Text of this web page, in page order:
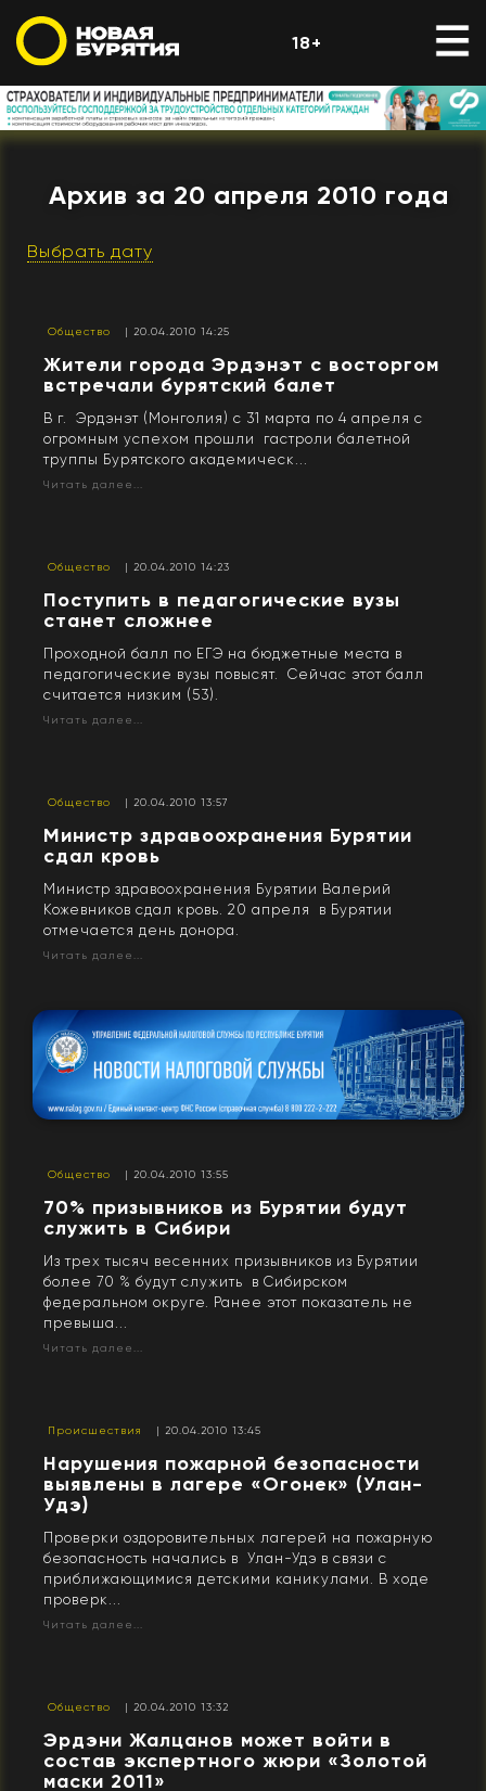
18+
Архив за 20 апреля 2010 года
Выбрать дату
Общество | 20.04.2010 14:25
Жители города Эрдэнэт с восторгом
встречали бурятский балет
В г. Эрдэнэт (Монголия) с 31 марта по 4 апреля с
огромным успехом прошли гастроли балетной
труппы Бурятского академическ...
Читать далее...
Общество | 20.04.2010 14:23
Поступить в педагогические вузы
станет сложнее
Проходной балл по ЕГЭ на бюджетные места в
педагогические вузы повысят. Сейчас этот балл
считается низким (53).
Читать далее...
Общество | 20.04.2010 13:57
Министр здравоохранения Бурятии
сдал кровь
Министр здравоохранения Бурятии Валерий
Кожевников сдал кровь. 20 апреля в Бурятии
отмечается день донора.
Читать далее...
Общество | 20.04.2010 13:55
70% призывников из Бурятии будут
служить в Сибири
Из трех тысяч весенних призывников из Бурятии
более 70 % будут служить в Сибирском
федеральном округе. Ранее этот показатель не
превыша...
Читать далее...
Происшествия | 20.04.2010 13:45
Нарушения пожарной безопасности
выявлены в лагере «Огонек» (Улан-
Удэ)
Проверки оздоровительных лагерей на пожарную
безопасность начались в Улан-Удэ в связи с
приближающимися детскими каникулами. В ходе
проверк...
Читать далее...
Общество | 20.04.2010 13:32
Эрдэни Жалцанов может войти в
состав экспертного жюри «Золотой
маски 2011»